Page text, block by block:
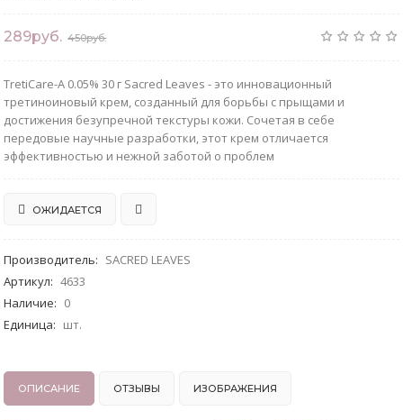
289руб. 450руб.
TretiCare-A 0.05% 30 г Sacred Leaves - это инновационный
третиноиновый крем, созданный для борьбы с прыщами и
достижения безупречной текстуры кожи. Сочетая в себе
передовые научные разработки, этот крем отличается
эффективностью и нежной заботой о проблем
ОЖИДАЕТСЯ
Производитель: SACRED LEAVES
Артикул: 4633
Наличие: 0
Единица: шт.
ОПИСАНИЕ ОТЗЫВЫ ИЗОБРАЖЕНИЯ